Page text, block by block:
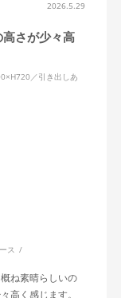
2026.5.29
さが少々高
／引き出しあ
ス
ね素晴らしいの
高く感じます。